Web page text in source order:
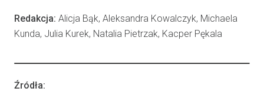
Redakcja: Alicja Bąk, Aleksandra Kowalczyk, Michaela
Kunda, Julia Kurek, Natalia Pietrzak, Kacper Pękala
Źródła: